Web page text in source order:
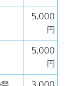
5,000
円
5,000
円